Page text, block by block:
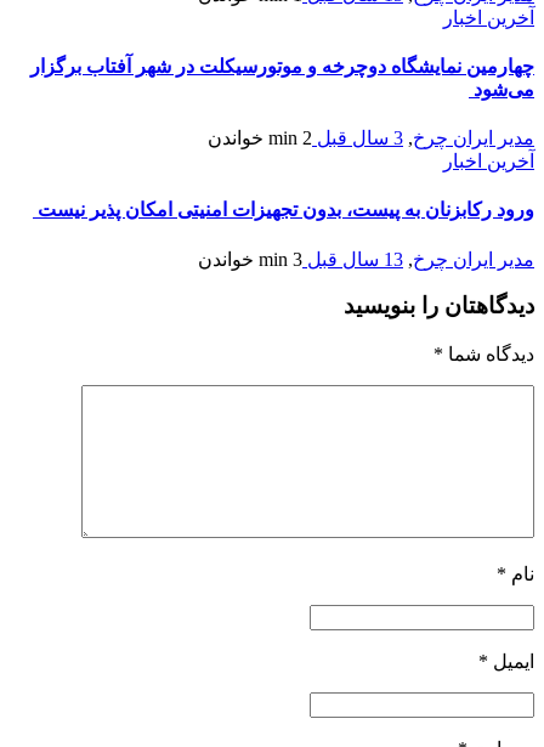
آخرین اخبار
چهارمین نمایشگاه دوچرخه و موتورسیکلت در شهر آفتاب برگزار
می‌شود
مدیر ایران چرخ, 3 سال قبل 2 min
خواندن
آخرین اخبار
ورود رکابزنان به پیست، بدون تجهیزات امنیتی امکان پذیر نیست
مدیر ایران چرخ, 13 سال قبل 3 min خواندن
دیدگاهتان را بنویسید
دیدگاه شما *
نام *
ایمیل *